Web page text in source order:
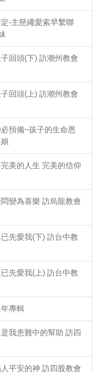
-主慈繩愛索早繫聯
回頭(下) 訪潮州教會
回頭(上) 訪潮州教會
預備~孩子的生命恩
美的人生 完美的信仰
變為喜樂 訪烏龍教會
先愛我(下) 訪台中教
先愛我(上) 訪台中教
專輯
我患難中的幫助 訪四
平安的神 訪四股教會